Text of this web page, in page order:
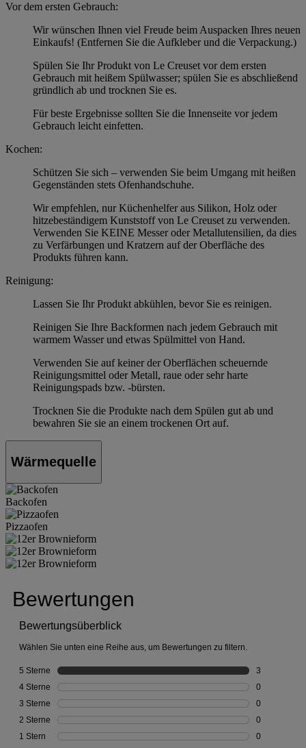
Vor dem ersten Gebrauch:
Wir wünschen Ihnen viel Freude beim Auspacken Ihres neuen
Einkaufs! (Entfernen Sie die Aufkleber und die Verpackung.)
Spülen Sie Ihr Produkt von Le Creuset vor dem ersten
Gebrauch mit heißem Spülwasser; spülen Sie es abschließend
gründlich ab und trocknen Sie es.
Für beste Ergebnisse sollten Sie die Innenseite vor jedem
Gebrauch leicht einfetten.
Kochen:
Schützen Sie sich – verwenden Sie beim Umgang mit heißen
Gegenständen stets Ofenhandschuhe.
Wir empfehlen, nur Küchenhelfer aus Silikon, Holz oder
hitzebeständigem Kunststoff von Le Creuset zu verwenden.
Verwenden Sie KEINE Messer oder Metallutensilien, da dies
zu Verfärbungen und Kratzern auf der Oberfläche des
Produkts führen kann.
Reinigung:
Lassen Sie Ihr Produkt abkühlen, bevor Sie es reinigen.
Reinigen Sie Ihre Backformen nach jedem Gebrauch mit
warmem Wasser und etwas Spülmittel von Hand.
Verwenden Sie auf keiner der Oberflächen scheuernde
Reinigungsmittel oder Metall, raue oder sehr harte
Reinigungspads bzw. -bürsten.
Trocknen Sie die Produkte nach dem Spülen gut ab und
bewahren Sie sie an einem trockenen Ort auf.
Wärmequelle
Backofen
Pizzaofen